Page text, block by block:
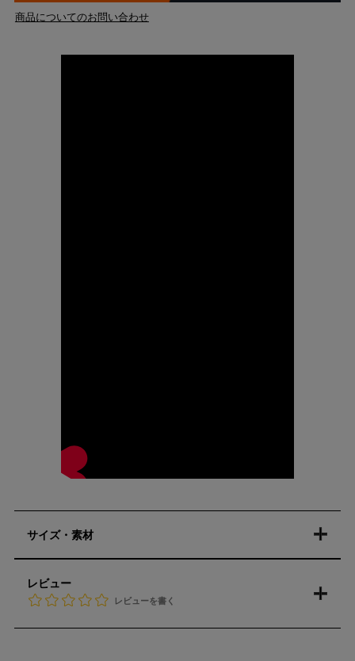
商品についてのお問い合わせ
サイズ・素材
レビュー
レビューを書く